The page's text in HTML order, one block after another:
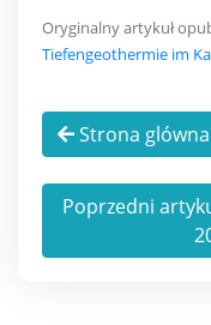
Oryginalny artykuł
Tiefengeothermie im
Strona glówna
Poprzedni